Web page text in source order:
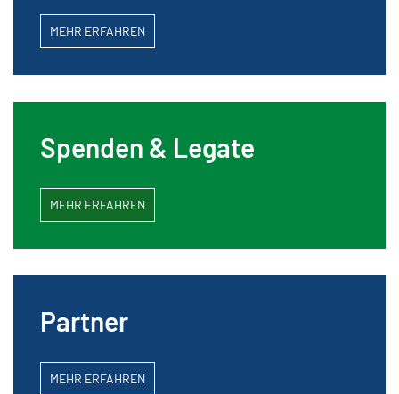
MEHR ERFAHREN
Spenden & Legate
MEHR ERFAHREN
Partner
MEHR ERFAHREN